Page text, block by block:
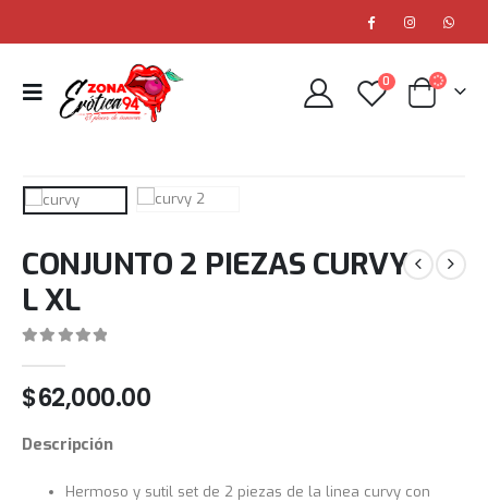
0
CONJUNTO 2 PIEZAS CURVY
L XL
$62,000.00
Descripción
Hermoso y sutil set de 2 piezas de la linea curvy con